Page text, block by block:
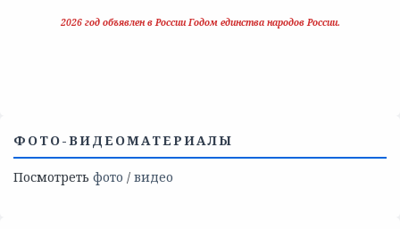
2026 год объявлен в России Годом единства народов России.
ФОТО-ВИДЕОМАТЕРИАЛЫ
Посмотреть фото / видео